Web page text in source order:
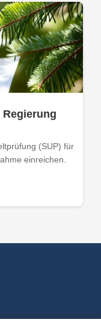
Regierung
(SUP) für
einreichen.